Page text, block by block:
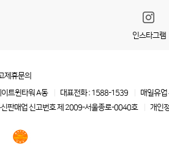
인스타그램
제휴문의
트윈타워 A동
대표전화 : 1588-1539 매일유업
판매업 신고번호 제 2009-서울종로-0040호 개인